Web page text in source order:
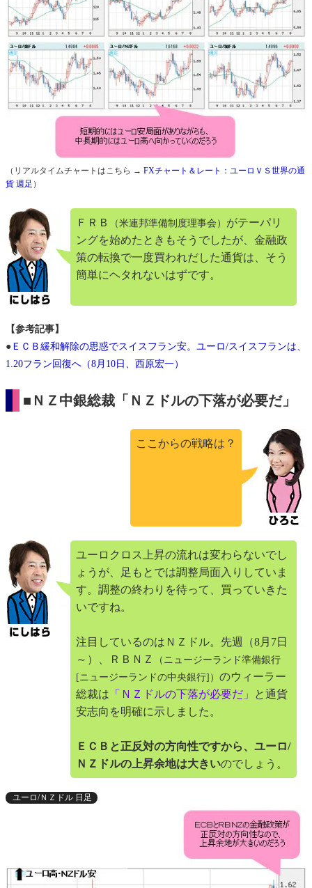
（リアルタイムチャートはこちら → FXチャート＆レート：ユーロＶＳ世界の通
貨 週足 ）
ＦＲＢ （米連邦準備制度理事会） がテーパリ
ングを始めたときもそうでしたが、金融政
策の転換で一度買われだした通貨は、そう
簡単にヘタれないはずです。
【参考記事】
● ＥＣＢ緩和解除の思惑でスイスフラン安。ユーロ/スイスフランは、
1.20フラン回復へ（8月10日、西原宏一）
■ＮＺ中銀総裁「ＮＺドルの下落が必要だ」
ここからの戦略は？
ユーロクロス上昇の流れは変わらないでし
ょうが、足もとでは調整局面入りしていま
す。調整の終わりを待って、買っていきた
いですね。
注目しているのはＮＺドル。先週（8月7日
～）、ＲＢＮＺ
（ニュージーランド準備銀行
[ニュージーランドの中央銀行]） のウィーラー
総裁は 「ＮＺドルの下落が必要だ」
と通貨
安志向を明確に示しました。
ＥＣＢと正反対の方向性ですから、ユーロ/
ＮＺドルの上昇余地は大きいのでしょう。
ユーロ/ＮＺドル 日足